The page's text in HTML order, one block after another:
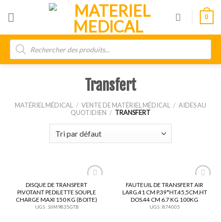
0
Recherche
de
produits
Transfert
MATÉRIEL MÉDICAL / VENTE DE MATÉRIEL MÉDICAL / AIDES AU
QUOTIDIEN / TRANSFERT
Ajouter
à ma
liste
DISQUE DE TRANSFERT
PIVOTANT PEDILETTE SOUPLE
CHARGE MAXI 150 KG (BOITE)
UGS : SIIM9835GTB
Ajouter
à ma
liste
FAUTEUIL DE TRANSFERT AIR
LARG.41 CM P.39*HT.45,5CM.HT
DOS.44 CM 6.7 KG 100KG
UGS : 874005